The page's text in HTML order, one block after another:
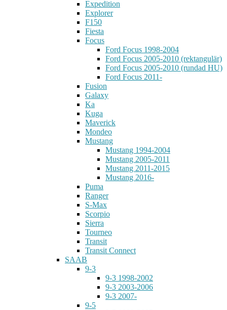
Expedition
Explorer
F150
Fiesta
Focus
Ford Focus 1998-2004
Ford Focus 2005-2010 (rektangulär)
Ford Focus 2005-2010 (rundad HU)
Ford Focus 2011-
Fusion
Galaxy
Ka
Kuga
Maverick
Mondeo
Mustang
Mustang 1994-2004
Mustang 2005-2011
Mustang 2011-2015
Mustang 2016-
Puma
Ranger
S-Max
Scorpio
Sierra
Tourneo
Transit
Transit Connect
SAAB
9-3
9-3 1998-2002
9-3 2003-2006
9-3 2007-
9-5